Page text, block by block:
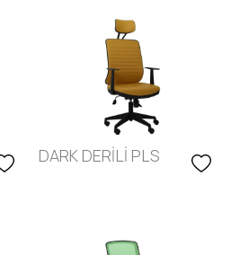
DARK DERİLİ PLS